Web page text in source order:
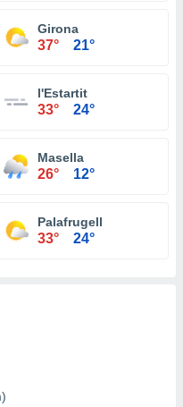
Girona
37° 21°
l'Estartit
33° 24°
Masella
26° 12°
Palafrugell
33° 24°